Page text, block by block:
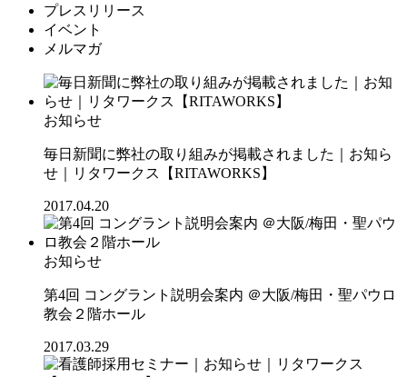
プレスリリース
イベント
メルマガ
お知らせ
毎日新聞に弊社の取り組みが掲載されました｜お知ら
せ｜リタワークス【RITAWORKS】
2017.04.20
お知らせ
第4回 コングラント説明会案内 ＠大阪/梅田・聖パウロ
教会２階ホール
2017.03.29